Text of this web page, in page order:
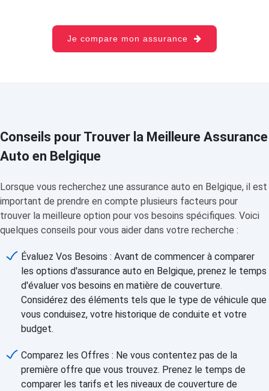
Je compare mon assurance
Conseils pour Trouver la Meilleure Assurance
Auto en Belgique
Lorsque vous recherchez une assurance auto en Belgique, il est
important de prendre en compte plusieurs facteurs pour
trouver la meilleure option pour vos besoins spécifiques. Voici
quelques conseils pour vous aider dans votre recherche :
Évaluez Vos Besoins : Avant de commencer à comparer
les options d'assurance auto en Belgique, prenez le temps
d'évaluer vos besoins en matière de couverture.
Considérez des éléments tels que le type de véhicule que
vous conduisez, votre historique de conduite et votre
budget.
Comparez les Offres : Ne vous contentez pas de la
première offre que vous trouvez. Prenez le temps de
comparer les tarifs et les niveaux de couverture de